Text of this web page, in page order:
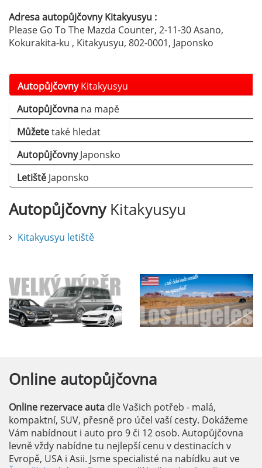
Adresa autopůjčovny Kitakyusyu :
Please Go To The Mazda Counter, 2-11-30 Asano,
Kokurakita-ku , Kitakyusyu, 802-0001, Japonsko
AutopůjčovnyKitakyusyu
Autopůjčovna na mapě
Můžetetaké hledat
AutopůjčovnyJaponsko
Letiště Japonsko
AutopůjčovnyKitakyusyu
Kitakyusyu letiště
Online autopůjčovna
Online rezervace auta dle Vašich potřeb - malá,
kompaktní, SUV, přesně pro účel vaší cesty. Dokážeme
Vám nabídnout i auto pro 9 či 12 osob. Autopůjčovna
levně vždy nabídne tu nejlepší cenu v destinacích v
Evropě, USA i Asii. Jsme specialisté na nabídku aut ve